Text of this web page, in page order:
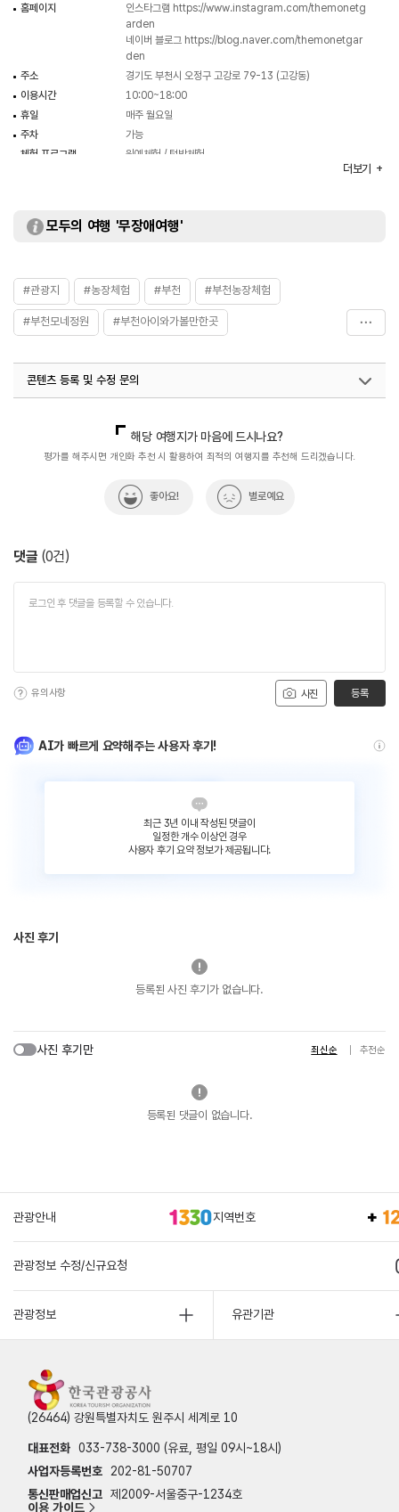
홈페이지
인스타그램 https://www.instagram.com/themonetg
arden
네이버 블로그 https://blog.naver.com/themonetgar
den
주소
경기도 부천시 오정구 고강로 79-13 (고강동)
이용시간
10:00~18:00
휴일
매주 월요일
주차
가능
체험 프로그램
원예체험 / 텃밭체험
더보기
모두의 여행 '무장애여행'
#관광지 #농장체험 #부천 #부천농장체험
#부천모네정원 #부천아이와가볼만한곳
#여름꽃명소_데이지,작약,양귀비
콘텐츠 등록 및 수정 문의
해당 여행지가 마음에 드시나요?
평가를 해주시면 개인화 추천 시 활용하여 최적의 여행지를 추천해 드리겠습니다.
좋아요! 별로예요
댓글 (0건)
사진
유의사항 등록
AI가 빠르게 요약해주는 사용자 후기!
최근 3년 이내 작성된 댓글이
일정한 개수 이상인 경우
사용자 후기 요약 정보가 제공됩니다.
사진 후기
등록된 사진 후기가 없습니다.
사진 후기만 최신순 추천순
등록된 댓글이 없습니다.
관광안내 지역번호
관광정보 수정/신규요청
관광정보 유관기관
(26464) 강원특별자치도 원주시 세계로 10
대표전화 033-738-3000 (유료, 평일 09시~18시)
사업자등록번호
202-81-50707
통신판매업신고 제2009-서울중구-1234호
이용 가이드